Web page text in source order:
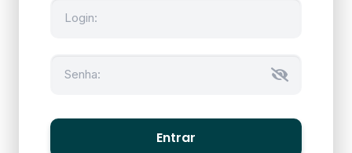
Entrar